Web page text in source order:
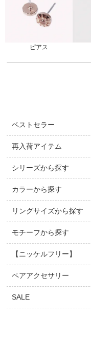
ピアス
ベストセラー
再入荷アイテム
シリーズから探す
カラーから探す
リングサイズから探す
モチーフから探す
【ニッケルフリー】
ペアアクセサリー
SALE